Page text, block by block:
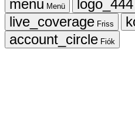
Menü
Friss
Fiók